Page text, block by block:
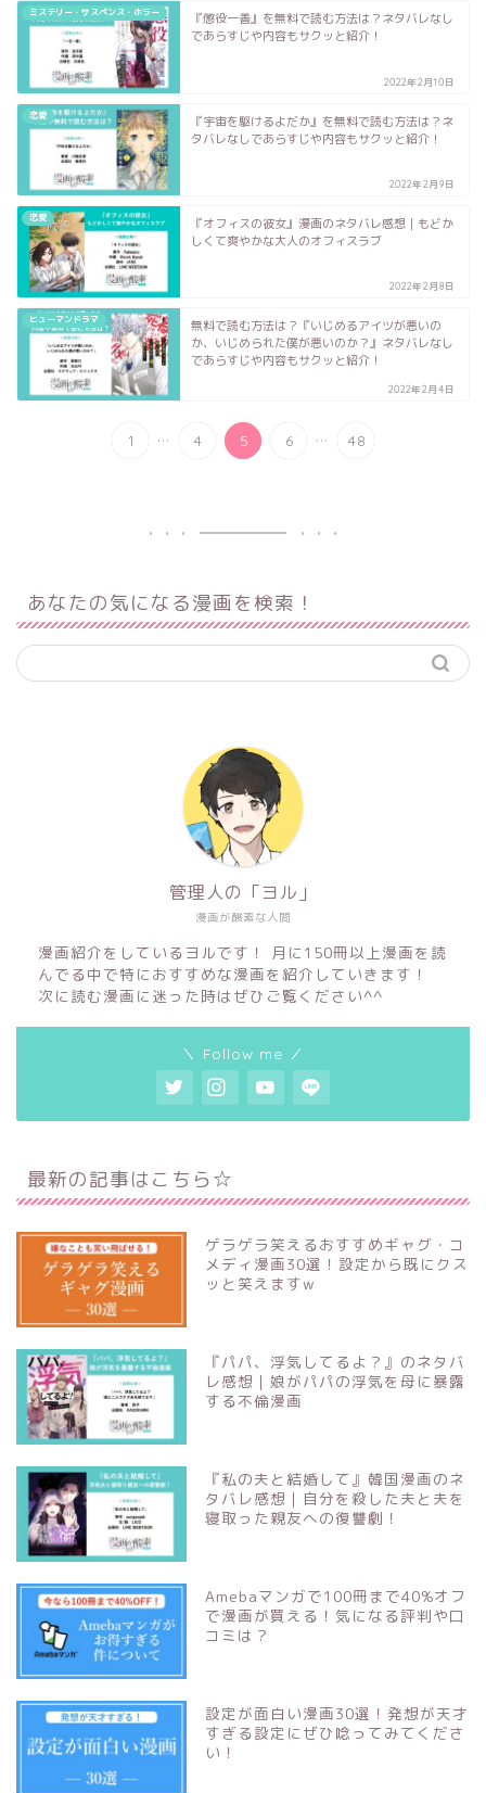
ミステリー・サスペンス・ホラー
『懲役一善』を無料で読む方法は？ネタバレなし
であらすじや内容もサクッと紹介！
2022年2月10日
恋愛
『宇宙を駆けるよだか』を無料で読む方法は？ネ
タバレなしであらすじや内容もサクッと紹介！
2022年2月9日
恋愛
『オフィスの彼女』漫画のネタバレ感想｜もどか
しくて爽やかな大人のオフィスラブ
2022年2月8日
ヒューマンドラマ
無料で読む方法は？『いじめるアイツが悪いの
か、いじめられた僕が悪いのか？』ネタバレなし
であらすじや内容もサクッと紹介！
2022年2月4日
1 ... 4 5 6 ... 48
あなたの気になる漫画を検索！
漫画が酸素な人間
管理人の「ヨル」
漫画紹介をしているヨルです！ 月に150冊以上漫画を読
んでる中で特におすすめな漫画を紹介していきます！
次に読む漫画に迷った時はぜひご覧ください^^
＼ Follow me ／
最新の記事はこちら☆
ゲラゲラ笑えるおすすめギャグ・コ
メディ漫画30選！設定から既にクス
ッと笑えますw
『パパ、浮気してるよ？』のネタバ
レ感想｜娘がパパの浮気を母に暴露
する不倫漫画
『私の夫と結婚して』韓国漫画のネ
タバレ感想｜自分を殺した夫と夫を
寝取った親友への復讐劇！
Amebaマンガで100冊まで40%オフ
で漫画が買える！気になる評判や口
コミは？
設定が面白い漫画30選！発想が天才
すぎる設定にぜひ唸ってみてくださ
い！